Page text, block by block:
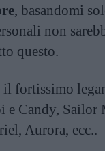
, basandomi
non
questo.
fortissimo
e Candy, Sailor
Aurora, ecc..